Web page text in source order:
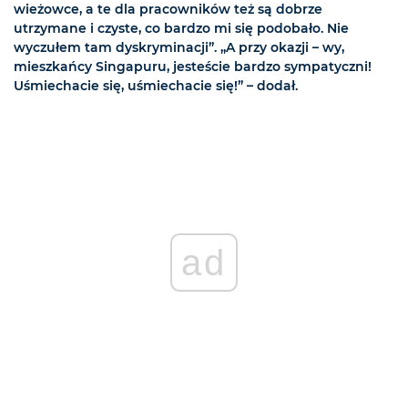
wieżowce, a te dla pracowników też są dobrze
utrzymane i czyste, co bardzo mi się podobało. Nie
wyczułem tam dyskryminacji”. „A przy okazji – wy,
mieszkańcy Singapuru, jesteście bardzo sympatyczni!
Uśmiechacie się, uśmiechacie się!” – dodał.
ad